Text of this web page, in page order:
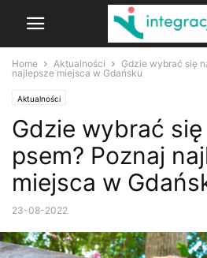
Home Aktualności
Gdzie wybrać się
najlepsze miejsca w Gdańsku
Aktualności
Gdzie wybrać
psem? Poznaj
miejsca w
23-08-2022